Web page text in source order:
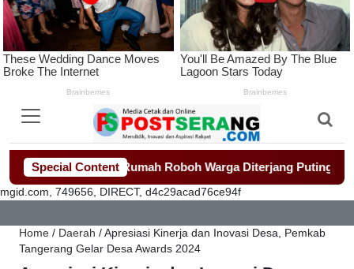
Special Content
Bangun Rumah Roboh Warga Diterjang Puting Beliung-
mgid.com, 749656, DIRECT, d4c29acad76ce94f
Home / Daerah / Apresiasi Kinerja dan Inovasi Desa, Pemkab
Tangerang Gelar Desa Awards 2024